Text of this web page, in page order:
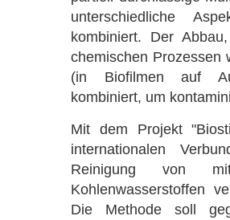
unterschiedliche
kombiniert. Der
chemischen Prozessen
(in Biofilmen auf
kombiniert, um
Mit dem Projekt
internationalen
Reinigung von mit
Kohlenwasserstoffen
Die Methode soll